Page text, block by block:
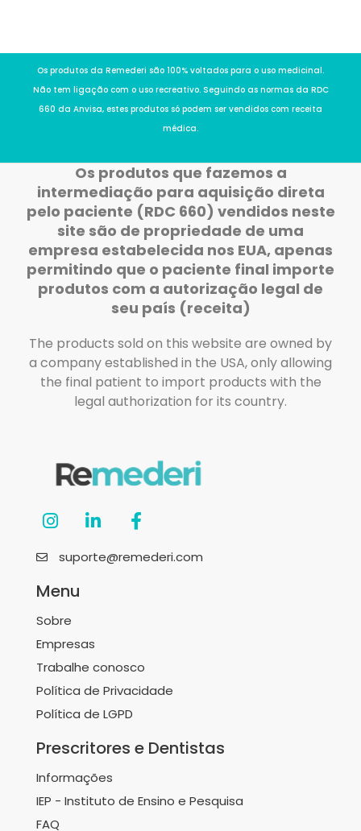
Os produtos da Remederi são 100% voltados para o uso medicinal.
Não tem ligação com o uso recreativo. Seguindo as normas da RDC
660 da Anvisa, estes produtos só podem ser vendidos com receita
médica.
Os produtos que fazemos a
intermediação para aquisição direta
pelo paciente (RDC 660) vendidos neste
site são de propriedade de uma
empresa estabelecida nos EUA, apenas
permitindo que o paciente final importe
produtos com a autorização legal de
seu país (receita)
The products sold on this website are owned by
a company established in the USA, only allowing
the final patient to import products with the
legal authorization for its country.
suporte@remederi.com
Menu
Sobre
Empresas
Trabalhe conosco
Política de Privacidade
Política de LGPD
Prescritores e Dentistas
Informações
IEP - Instituto de Ensino e Pesquisa
FAQ